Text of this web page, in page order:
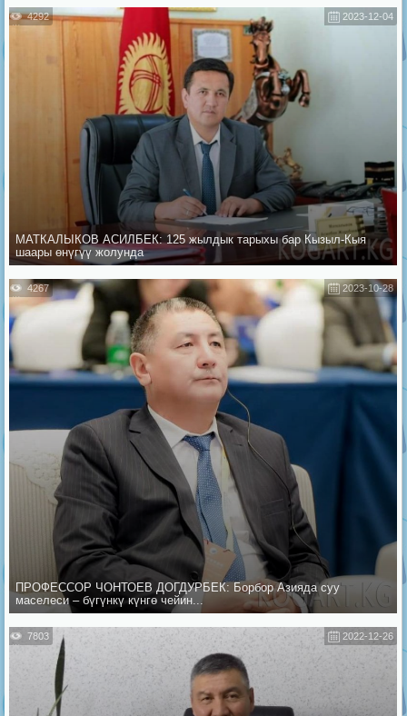
2023-12-04
4292
МАТКАЛЫКОВ АСИЛБЕК: 125 жылдык тарыхы бар Кызыл-Кыя
шаары өнүгүү жолунда
2023-10-28
4267
ПРОФЕССОР ЧОНТОЕВ ДОГДУРБЕК: Борбор Азияда суу
маселеси – бүгүнкү күнгө чейин...
2022-12-26
7803